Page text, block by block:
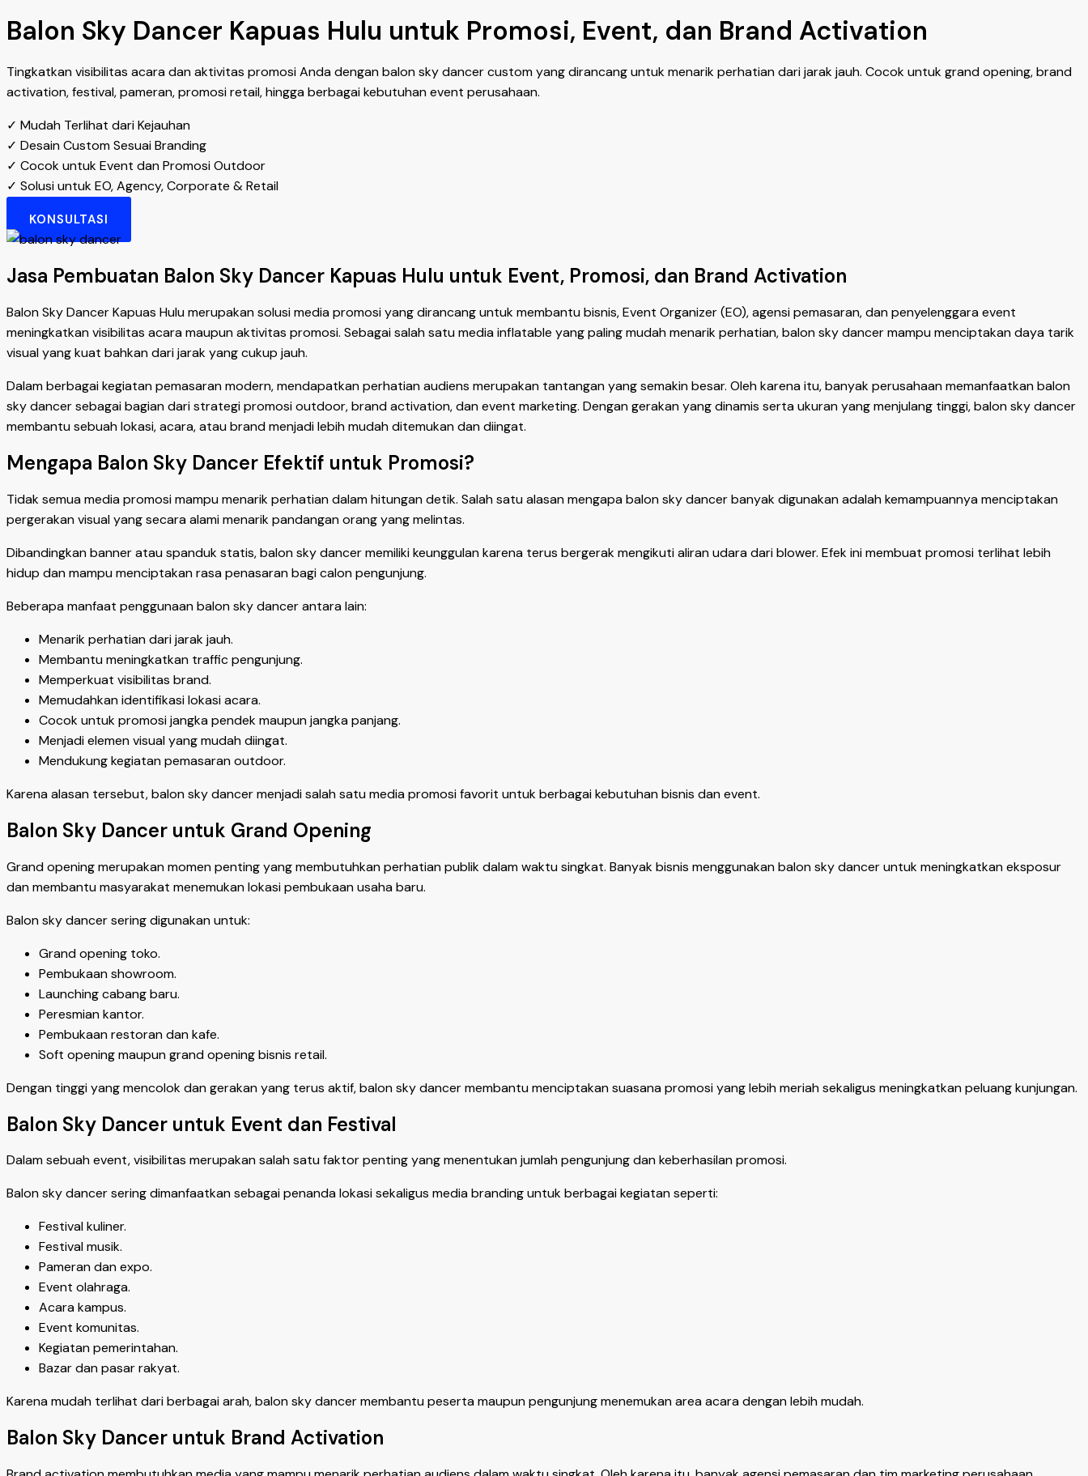
Balon Sky Dancer Kapuas Hulu untuk Promosi, Event, dan Brand Activation
Tingkatkan visibilitas acara dan aktivitas promosi Anda dengan balon sky dancer custom yang dirancang untuk menarik perhatian dari jarak jauh. Cocok untuk grand opening, brand
activation, festival, pameran, promosi retail, hingga berbagai kebutuhan event perusahaan.
✓ Mudah Terlihat dari Kejauhan
✓ Desain Custom Sesuai Branding
✓ Cocok untuk Event dan Promosi Outdoor
✓ Solusi untuk EO, Agency, Corporate & Retail
KONSULTASI
Jasa Pembuatan Balon Sky Dancer Kapuas Hulu untuk Event, Promosi, dan Brand Activation
Balon Sky Dancer Kapuas Hulu merupakan solusi media promosi yang dirancang untuk membantu bisnis, Event Organizer (EO), agensi pemasaran, dan penyelenggara event
meningkatkan visibilitas acara maupun aktivitas promosi. Sebagai salah satu media inflatable yang paling mudah menarik perhatian, balon sky dancer mampu menciptakan daya tarik
visual yang kuat bahkan dari jarak yang cukup jauh.
Dalam berbagai kegiatan pemasaran modern, mendapatkan perhatian audiens merupakan tantangan yang semakin besar. Oleh karena itu, banyak perusahaan memanfaatkan balon
sky dancer sebagai bagian dari strategi promosi outdoor, brand activation, dan event marketing. Dengan gerakan yang dinamis serta ukuran yang menjulang tinggi, balon sky dancer
membantu sebuah lokasi, acara, atau brand menjadi lebih mudah ditemukan dan diingat.
Mengapa Balon Sky Dancer Efektif untuk Promosi?
Tidak semua media promosi mampu menarik perhatian dalam hitungan detik. Salah satu alasan mengapa balon sky dancer banyak digunakan adalah kemampuannya menciptakan
pergerakan visual yang secara alami menarik pandangan orang yang melintas.
Dibandingkan banner atau spanduk statis, balon sky dancer memiliki keunggulan karena terus bergerak mengikuti aliran udara dari blower. Efek ini membuat promosi terlihat lebih
hidup dan mampu menciptakan rasa penasaran bagi calon pengunjung.
Beberapa manfaat penggunaan balon sky dancer antara lain:
Menarik perhatian dari jarak jauh.
Membantu meningkatkan traffic pengunjung.
Memperkuat visibilitas brand.
Memudahkan identifikasi lokasi acara.
Cocok untuk promosi jangka pendek maupun jangka panjang.
Menjadi elemen visual yang mudah diingat.
Mendukung kegiatan pemasaran outdoor.
Karena alasan tersebut, balon sky dancer menjadi salah satu media promosi favorit untuk berbagai kebutuhan bisnis dan event.
Balon Sky Dancer untuk Grand Opening
Grand opening merupakan momen penting yang membutuhkan perhatian publik dalam waktu singkat. Banyak bisnis menggunakan balon sky dancer untuk meningkatkan eksposur
dan membantu masyarakat menemukan lokasi pembukaan usaha baru.
Balon sky dancer sering digunakan untuk:
Grand opening toko.
Pembukaan showroom.
Launching cabang baru.
Peresmian kantor.
Pembukaan restoran dan kafe.
Soft opening maupun grand opening bisnis retail.
Dengan tinggi yang mencolok dan gerakan yang terus aktif, balon sky dancer membantu menciptakan suasana promosi yang lebih meriah sekaligus meningkatkan peluang kunjungan.
Balon Sky Dancer untuk Event dan Festival
Dalam sebuah event, visibilitas merupakan salah satu faktor penting yang menentukan jumlah pengunjung dan keberhasilan promosi.
Balon sky dancer sering dimanfaatkan sebagai penanda lokasi sekaligus media branding untuk berbagai kegiatan seperti:
Festival kuliner.
Festival musik.
Pameran dan expo.
Event olahraga.
Acara kampus.
Event komunitas.
Kegiatan pemerintahan.
Bazar dan pasar rakyat.
Karena mudah terlihat dari berbagai arah, balon sky dancer membantu peserta maupun pengunjung menemukan area acara dengan lebih mudah.
Balon Sky Dancer untuk Brand Activation